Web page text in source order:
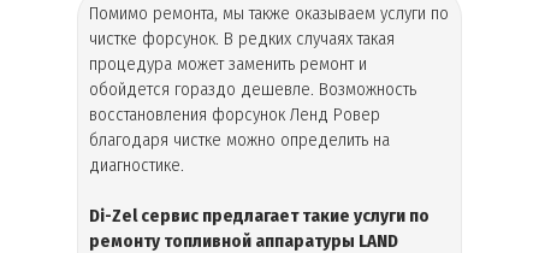
Помимо ремонта, мы также оказываем услуги по
чистке форсунок. В редких случаях такая
процедура может заменить ремонт и
обойдется гораздо дешевле. Возможность
восстановления форсунок Ленд Ровер
благодаря чистке можно определить на
диагностике.
Di-Zel сервис предлагает такие услуги по
ремонту топливной аппаратуры LAND